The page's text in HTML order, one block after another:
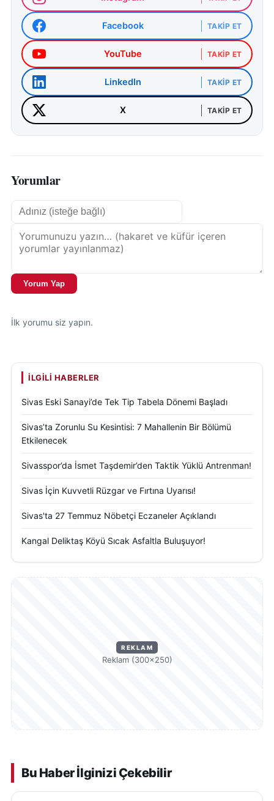
Facebook TAKIP ET
YouTube TAKIP ET
LinkedIn TAKIP ET
X TAKIP ET
Yorumlar
Yorum Yap
İlk yorumu siz yapın.
İLGILI HABERLER
Sivas Eski Sanayi’de Tek Tip Tabela Dönemi Başladı
Sivas’ta Zorunlu Su Kesintisi: 7 Mahallenin Bir Bölümü
Etkilenecek
Sivasspor’da İsmet Taşdemir’den Taktik Yüklü Antrenman!
Sivas İçin Kuvvetli Rüzgar ve Fırtına Uyarısı!
Sivas'ta 27 Temmuz Nöbetçi Eczaneler Açıklandı
Kangal Deliktaş Köyü Sıcak Asfaltla Buluşuyor!
REKLAM
Reklam (300×250)
Bu Haber İlginizi Çekebilir